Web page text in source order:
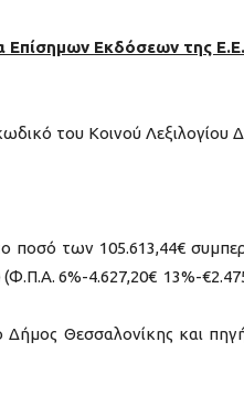
Επίσημων Εκδόσεων της Ε.E
του Κοινού
ποσό των 105.613,44€
(Φ.Π.Α. 6%-4.627,20€ 13%-
Θεσσαλονίκης και